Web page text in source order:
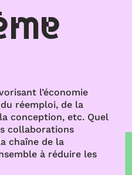
l’économie
réemploi, de la
conception, etc. Quel
collaborations
chaîne de la
à réduire les